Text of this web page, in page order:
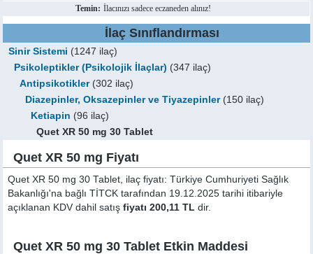
Temin: İlacınızı sadece eczaneden alınız!
İlaç Sınıflandırması
Sinir Sistemi (1247 ilaç)
Psikoleptikler (Psikolojik İlaçlar) (347 ilaç)
Antipsikotikler(302 ilaç)
Diazepinler, Oksazepinler ve Tiyazepinler(150 ilaç)
Ketiapin (96 ilaç)
Quet XR 50 mg 30 Tablet
Quet XR 50 mg Fiyatı
Quet XR 50 mg 30 Tablet, ilaç fiyatı: Türkiye Cumhuriyeti Sağlık
Bakanlığı'na bağlı TİTCK tarafından 19.12.2025 tarihi itibariyle
açıklanan KDV dahil satışfiyatı 200,11 TL dir.
Quet XR 50 mg 30 Tablet Etkin Maddesi